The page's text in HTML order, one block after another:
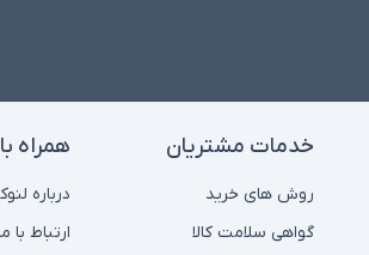
خدمات مشتریان
روش های خرید
گواهی سلامت کالا
همراه
درباره
ارتباط با